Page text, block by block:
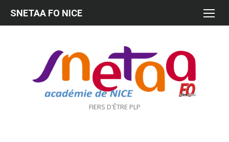
FIERS D'ÊTRE PLP
SNETAA FO NICE